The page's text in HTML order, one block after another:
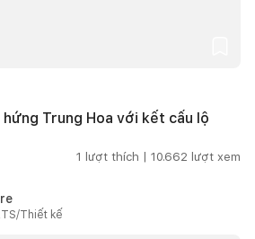
hứng Trung Hoa với kết cấu lộ
1 lượt thích | 10.662 lượt xem
Thiết kế